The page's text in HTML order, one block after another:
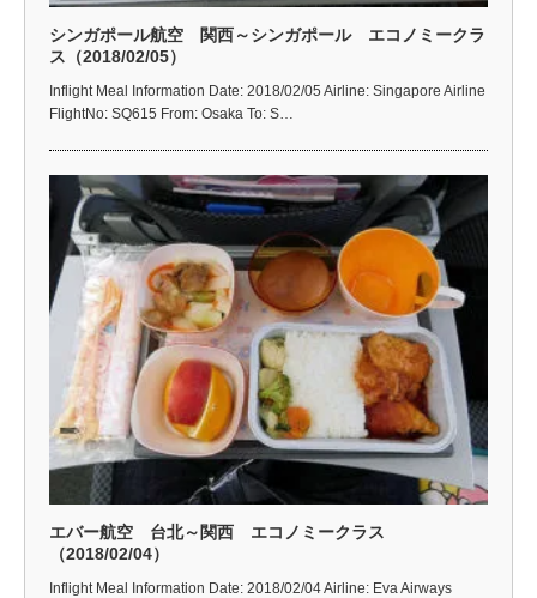
シンガポール航空 関西～シンガポール エコノミークラ
ス（2018/02/05）
Inflight Meal Information Date: 2018/02/05 Airline: Singapore Airline
FlightNo: SQ615 From: Osaka To: S…
エバー航空 台北～関西 エコノミークラス
（2018/02/04）
Inflight Meal Information Date: 2018/02/04 Airline: Eva Airways